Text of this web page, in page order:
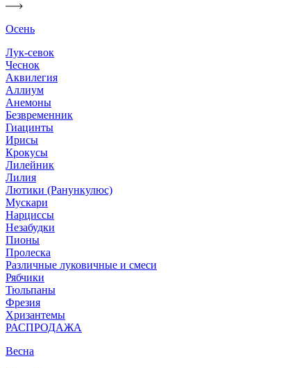
Осень
Лук-севок
Чеснок
Аквилегия
Аллиум
Анемоны
Безвременник
Гиацинты
Ирисы
Крокусы
Лилейник
Лилия
Лютики (Ранункулюс)
Мускари
Нарцисcы
Незабудки
Пионы
Пролеска
Различные луковичные и смеси
Рябчики
Тюльпаны
Фрезия
Хризантемы
РАСПРОДАЖА
Весна